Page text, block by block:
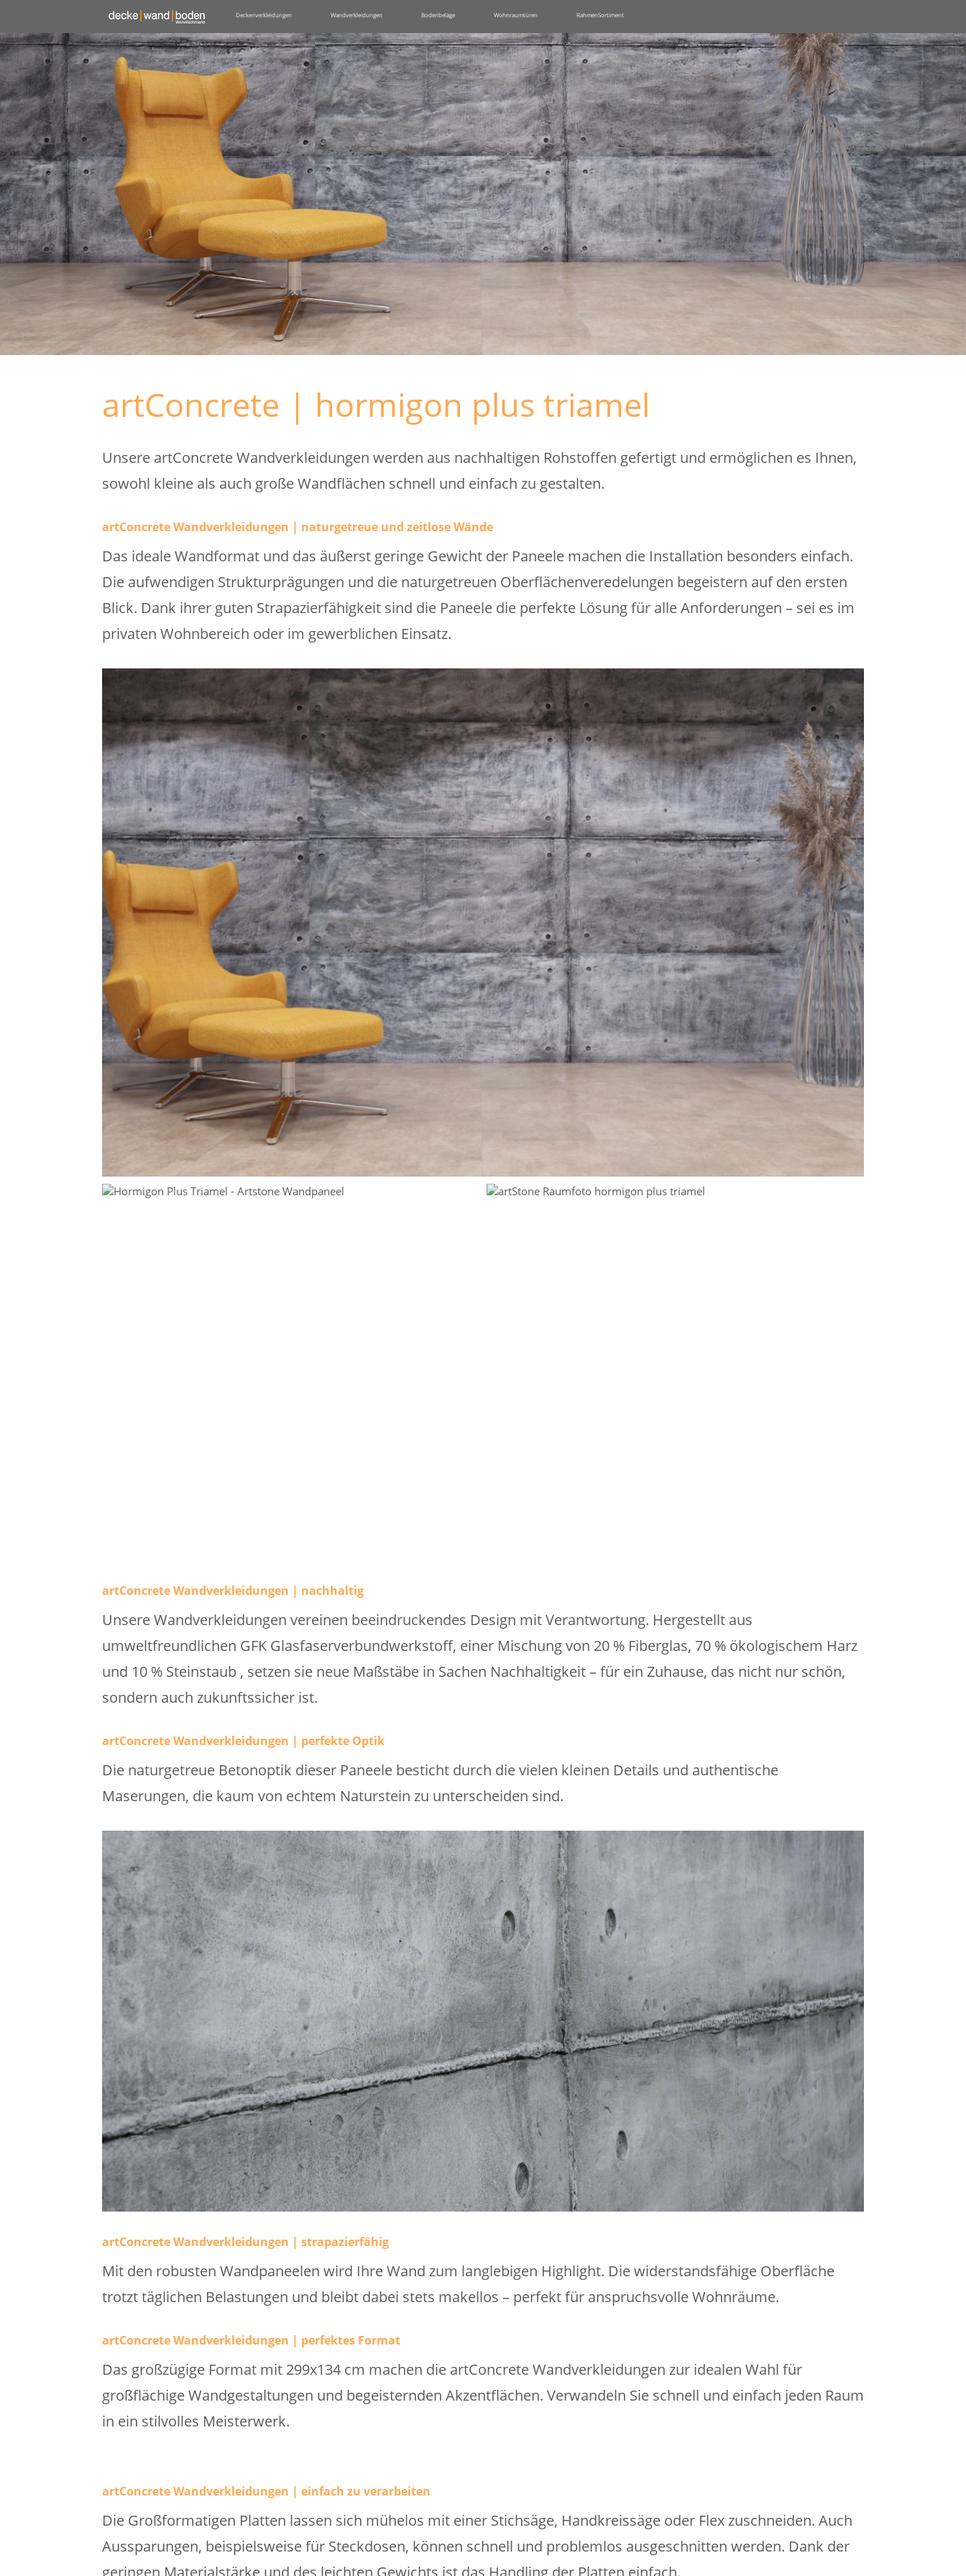
Deckenverkleidungen Wandverkleidungen Bodenbeläge Wohnraumtüren RahmenSortiment
artConcrete | hormigon plus triamel
Unsere artConcrete Wandverkleidungen werden aus nachhaltigen Rohstoffen gefertigt und ermöglichen es Ihnen,
sowohl kleine als auch große Wandflächen schnell und einfach zu gestalten.
artConcrete Wandverkleidungen | naturgetreue und zeitlose Wände
Das ideale Wandformat und das äußerst geringe Gewicht der Paneele machen die Installation besonders einfach.
Die aufwendigen Strukturprägungen und die naturgetreuen Oberflächenveredelungen begeistern auf den ersten
Blick. Dank ihrer guten Strapazierfähigkeit sind die Paneele die perfekte Lösung für alle Anforderungen – sei es im
privaten Wohnbereich oder im gewerblichen Einsatz.
artConcrete Wandverkleidungen | nachhaltig
Unsere Wandverkleidungen vereinen beeindruckendes Design mit Verantwortung. Hergestellt aus
umweltfreundlichen GFK Glasfaserverbundwerkstoff, einer Mischung von 20 % Fiberglas, 70 % ökologischem Harz
und 10 % Steinstaub , setzen sie neue Maßstäbe in Sachen Nachhaltigkeit – für ein Zuhause, das nicht nur schön,
sondern auch zukunftssicher ist.
artConcrete Wandverkleidungen | perfekte Optik
Die naturgetreue Betonoptik dieser Paneele besticht durch die vielen kleinen Details und authentische
Maserungen, die kaum von echtem Naturstein zu unterscheiden sind.
artConcrete Wandverkleidungen | strapazierfähig
Mit den robusten Wandpaneelen wird Ihre Wand zum langlebigen Highlight. Die widerstandsfähige Oberfläche
trotzt täglichen Belastungen und bleibt dabei stets makellos – perfekt für anspruchsvolle Wohnräume.
artConcrete Wandverkleidungen | perfektes Format
Das großzügige Format mit 299x134 cm machen die artConcrete Wandverkleidungen zur idealen Wahl für
großflächige Wandgestaltungen und begeisternden Akzentflächen. Verwandeln Sie schnell und einfach jeden Raum
in ein stilvolles Meisterwerk.
artConcrete Wandverkleidungen | einfach zu verarbeiten
Die Großformatigen Platten lassen sich mühelos mit einer Stichsäge, Handkreissäge oder Flex zuschneiden. Auch
Aussparungen, beispielsweise für Steckdosen, können schnell und problemlos ausgeschnitten werden. Dank der